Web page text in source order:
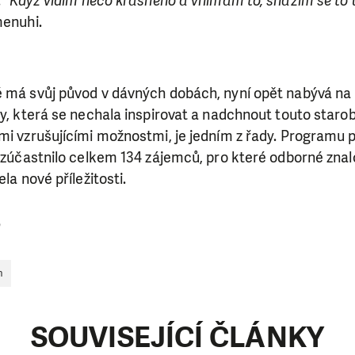
svůj původ v dávných dobách, nyní opět nabývá
která se nechala inspirovat a nadchnout touto
vzrušujícími možnostmi, je jedním z řady. Programu
celkem 134 zájemců, pro které odborné
nové příležitosti.
SOUVISEJÍCÍ ČLÁNKY
nám umožní pomoci vždy tam, kde je to nejvíce